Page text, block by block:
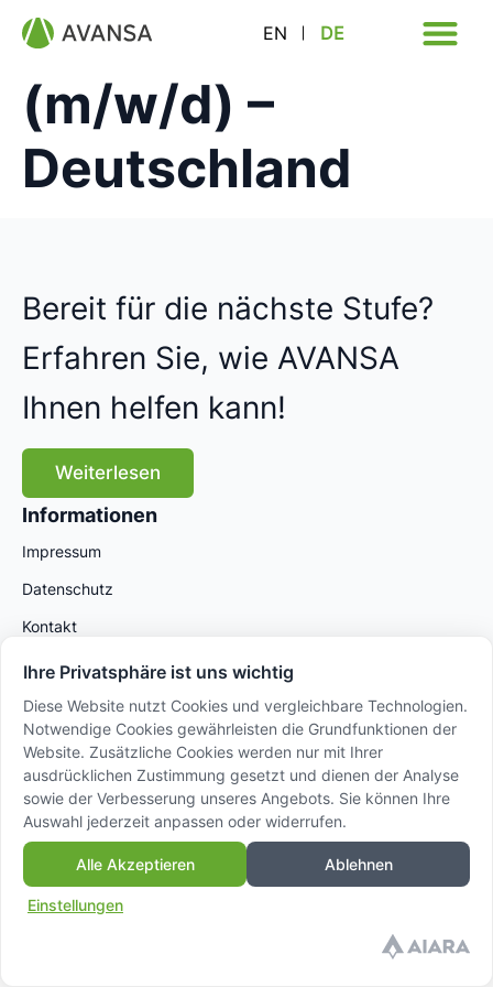
EN DE
Co-Trainer
(m/w/d) –
Deutschland
Bereit für die nächste Stufe?
Erfahren Sie, wie AVANSA
Ihnen helfen kann!
Weiterlesen
Informationen
Impressum
Datenschutz
Kontakt
© 2025 AVANSA International GmbH – Powered by
Sidora AG
Ihre Privatsphäre ist uns wichtig
Diese Website nutzt Cookies und vergleichbare Technologien.
Notwendige Cookies gewährleisten die Grundfunktionen der
Website. Zusätzliche Cookies werden nur mit Ihrer
ausdrücklichen Zustimmung gesetzt und dienen der Analyse
sowie der Verbesserung unseres Angebots. Sie können Ihre
Auswahl jederzeit anpassen oder widerrufen.
Alle Akzeptieren Ablehnen
Einstellungen